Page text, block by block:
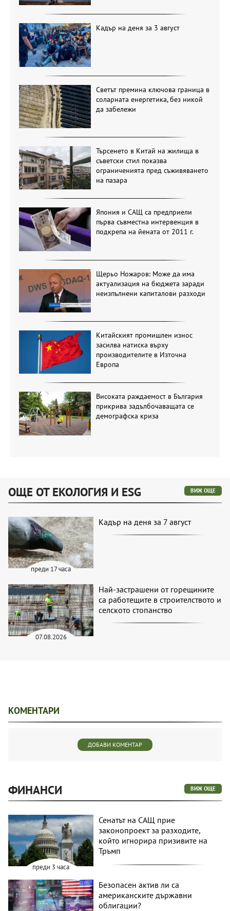
Кадър на деня за 3 август
Светът премина ключова граница в
соларната енергетика, без никой
да забележи
Търсенето в Китай на жилища в
съветски стил показва
ограниченията пред съживяването
на пазара
Япония и САЩ са предприели
първа съвместна интервенция в
подкрепа на йената от 2011 г.
Щерьо Ножаров: Може да има
актуализация на бюджета заради
неизпълнени капиталови разходи
Китайският промишлен износ
засилва натиска върху
производителите в Източна
Европа
Високата раждаемост в България
прикрива задълбочаващата се
демографска криза
ОЩЕ ОТ ЕКОЛОГИЯ И ESG ВИЖ ОЩЕ
преди 17 часа
Кадър на деня за 7 август
07.08.2026
Най-застрашени от горещините
са работещите в строителството и
селското стопанство
КОМЕНТАРИ
ДОБАВИ КОМЕНТАР
ФИНАНСИ ВИЖ ОЩЕ
преди 3 часа
Сенатът на САЩ прие
законопроект за разходите,
който игнорира призивите на
Тръмп
Безопасен актив ли са
американските държавни
облигации?